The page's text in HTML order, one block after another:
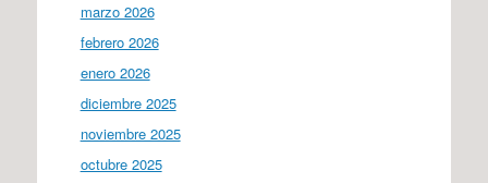
marzo 2026
febrero 2026
enero 2026
diciembre 2025
noviembre 2025
octubre 2025